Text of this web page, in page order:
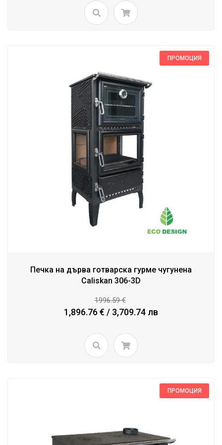
ПРОМОЦИЯ
Печка на дърва готварска гурме чугунена
Caliskan 306-3D
1996.59 €
1,896.76 € / 3,709.74 лв
ПРОМОЦИЯ